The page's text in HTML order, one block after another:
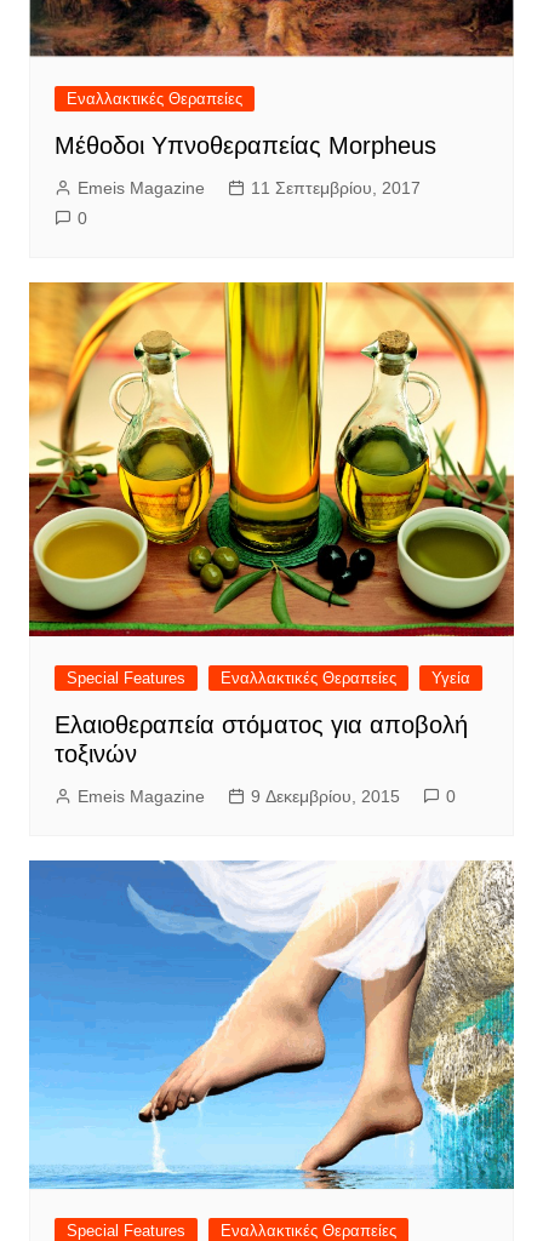
Εναλλακτικές Θεραπείες
Μέθοδοι Υπνοθεραπείας Morpheus
Emeis Magazine
11 Σεπτεμβρίου, 2017
0
Special Features Εναλλακτικές Θεραπείες Υγεία
Ελαιοθεραπεία στόματος για αποβολή
τοξινών
Emeis Magazine 9 Δεκεμβρίου, 2015 0
Special Features Εναλλακτικές Θεραπείες